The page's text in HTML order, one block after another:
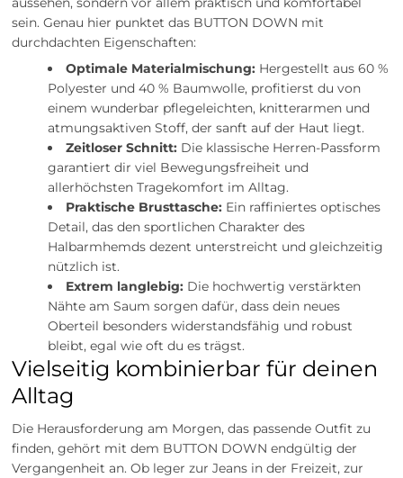
sein. Genau hier punktet das BUTTON DOWN mit
durchdachten Eigenschaften:
Optimale Materialmischung: Hergestellt aus 60 %
Polyester und 40 % Baumwolle, profitierst du von
einem wunderbar pflegeleichten, knitterarmen und
atmungsaktiven Stoff, der sanft auf der Haut liegt.
Zeitloser Schnitt: Die klassische Herren-Passform
garantiert dir viel Bewegungsfreiheit und
allerhöchsten Tragekomfort im Alltag.
Praktische Brusttasche: Ein raffiniertes optisches
Detail, das den sportlichen Charakter des
Halbarmhemds dezent unterstreicht und gleichzeitig
nützlich ist.
Extrem langlebig: Die hochwertig verstärkten
Nähte am Saum sorgen dafür, dass dein neues
Oberteil besonders widerstandsfähig und robust
bleibt, egal wie oft du es trägst.
Vielseitig kombinierbar für deinen
Alltag
Die Herausforderung am Morgen, das passende Outfit zu
finden, gehört mit dem BUTTON DOWN endgültig der
Vergangenheit an. Ob leger zur Jeans in der Freizeit, zur